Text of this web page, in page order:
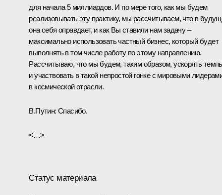
для начала 5 миллиардов. И по мере того, как мы будем
реализовывать эту практику, мы рассчитываем, что в
она себя оправдает, и как Вы ставили нам задачу –
максимально использовать частный бизнес, который будет
выполнять в том числе работу по этому направлению.
Рассчитываю, что мы будем, таким образом, ускорять
и участвовать в такой непростой гонке с мировыми
в космической отрасли.
В.Путин: Спасибо.
<…>
Статус материала